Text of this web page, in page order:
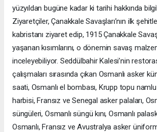
yüzyıldan bugüne kadar ki tarihi hakkında
Ziyaretçiler, Çanakkale Savaşları’nın ilk
kabristanı ziyaret edip, 1915 Çanakkale
yaşanan kısımlarını, o dönemin savaş
inceleyebiliyor. Seddülbahir Kalesi’nin
çalışmaları sırasında çıkan Osmanlı asker
saati, Osmanlı el bombası, Krupp topu
harbisi, Fransız ve Senegal asker palaları,
süngüleri, Osmanlı süngü kını, Osmanlı
Osmanlı, Fransız ve Avustralya asker